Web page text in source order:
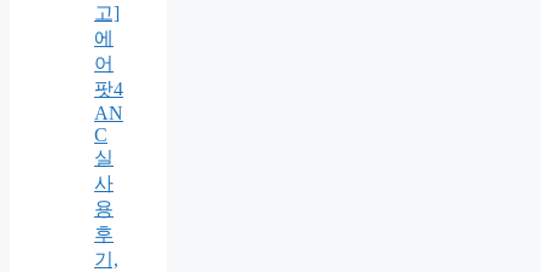
고]
에
어
팟4
AN
C
실
사
용
후
기,